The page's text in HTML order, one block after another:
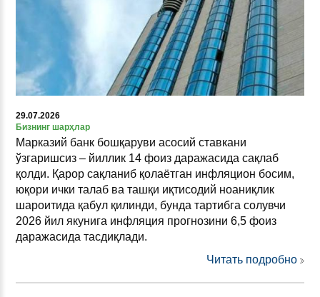
29.07.2026
Бизнинг шарҳлар
Марказий банк бошқаруви асосий ставкани
ўзгаришсиз – йиллик 14 фоиз даражасида сақлаб
қолди. Қарор сақланиб қолаётган инфляцион босим,
юқори ички талаб ва ташқи иқтисодий ноаниқлик
шароитида қабул қилинди, бунда тартибга солувчи
2026 йил якунига инфляция прогнозини 6,5 фоиз
даражасида тасдиқлади.
Читать подробно